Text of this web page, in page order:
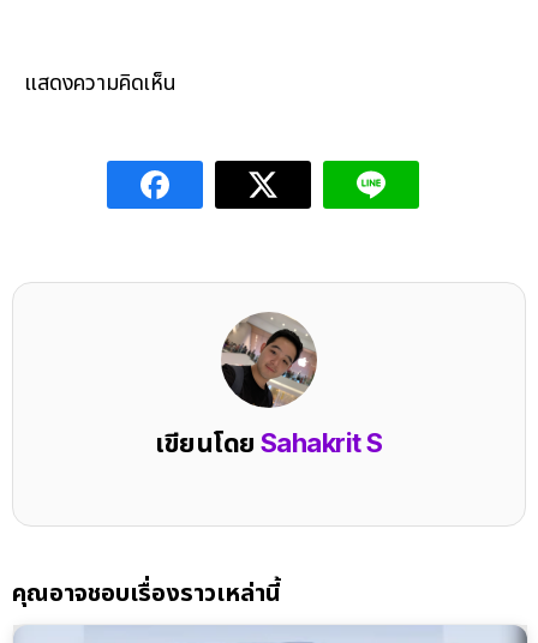
แสดงความคิดเห็น
เขียนโดยSahakrit S
คุณอาจชอบเรื่องราวเหล่านี้